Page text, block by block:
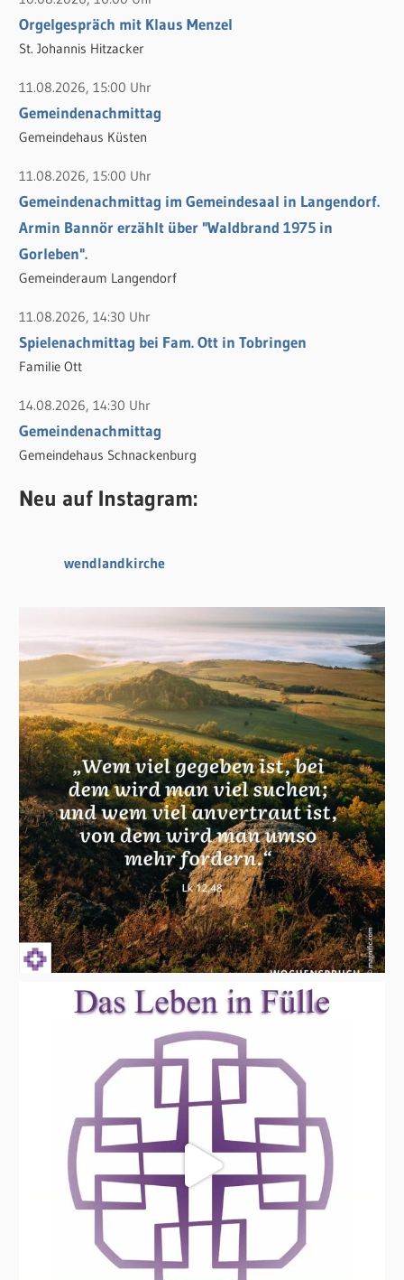
n
n
a
c
h
:
Orgelgespräch mit Klaus Menzel
St. Johannis Hitzacker
11.08.2026, 15:00 Uhr
Gemeindenachmittag
Gemeindehaus Küsten
11.08.2026, 15:00 Uhr
Gemeindenachmittag im Gemeindesaal in Langendorf.
Armin Bannör erzählt über "Waldbrand 1975 in
Gorleben".
Gemeinderaum Langendorf
11.08.2026, 14:30 Uhr
Spielenachmittag bei Fam. Ott in Tobringen
Familie Ott
14.08.2026, 14:30 Uhr
Gemeindenachmittag
Gemeindehaus Schnackenburg
Neu auf Instagram:
wendlandkirche